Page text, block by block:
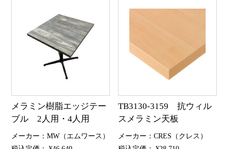
メラミン樹脂エッジテー
ブル 2人用・4人用
メーカー：MW（エムワース）
TB3130-3159 抗ウィル
スメラミン天板
メーカー：CRES（クレス）